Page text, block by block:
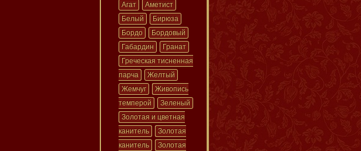
Агат
Аметист
Белый
Бирюза
Бордо
Бордовый
Габардин
Гранат
Греческая тисненная
парча
Желтый
Жемчуг
Живопись
темперой
Зеленый
Золотая и цветная
канитель
Золотая
канитель
Золотая